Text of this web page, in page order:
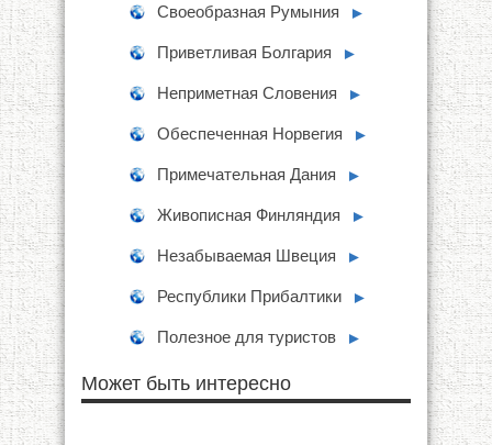
Своеобразная Румыния ►
Приветливая Болгария ►
Неприметная Словения ►
Обеспеченная Норвегия ►
Примечательная Дания ►
Живописная Финляндия ►
Незабываемая Швеция ►
Республики Прибалтики ►
Полезное для туристов ►
Может быть интересно